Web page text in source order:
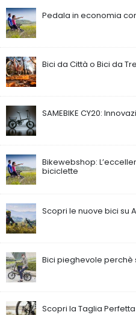
Pedala in economia
Bici da Città o Bici da
SAMEBIKE CY20:
Bikewebshop:
biciclette
Scopri le nuove bici su
Bici pieghevole perchè
Scopri la Taglia